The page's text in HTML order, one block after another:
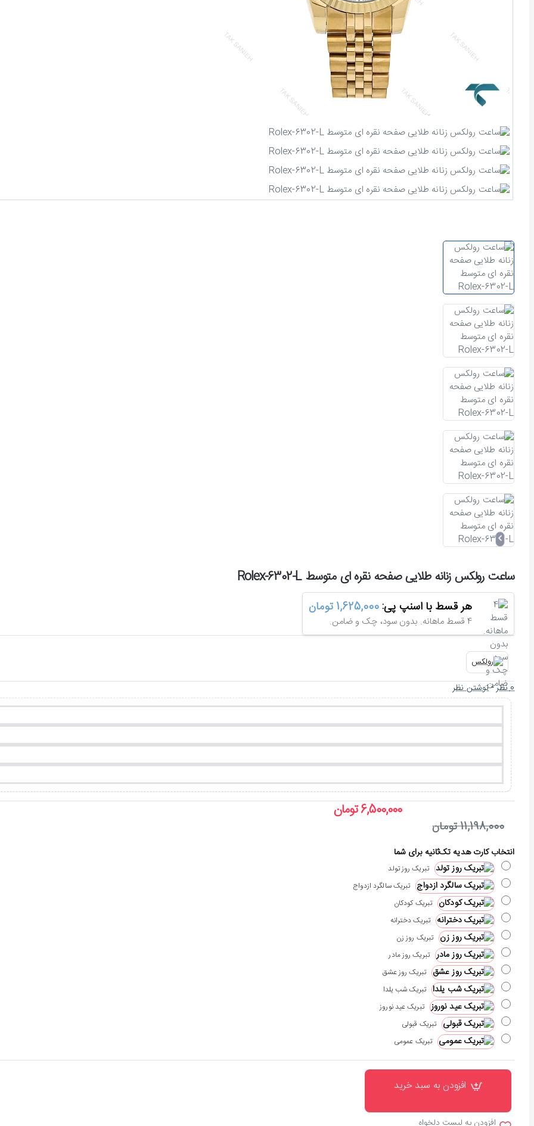
ساعت رولکس زنانه طلایی صفحه نقره ای متوسط Rolex-6302-L
هر قسط با اسنپ پی:1,625,000 تومان
4 قسط ماهانه. بدون سود، چک و ضامن.
0 نظر -نوشتن نظر
6,500,000 تومان
11,198,000 تومان
انتخاب کارت هدیه تک‌ثانیه برای شما
تبریک روز تولد
تبریک سالگرد ازدواج
تبریک کودکان
تبریک دخترانه
تبریک روز زن
تبریک روز مادر
تبریک روز عشق
تبریک شب یلدا
تبریک عید نوروز
تبریک قبولی
تبریک عمومی
افزودن به سبد خرید
افزودن به لیست دلخواه